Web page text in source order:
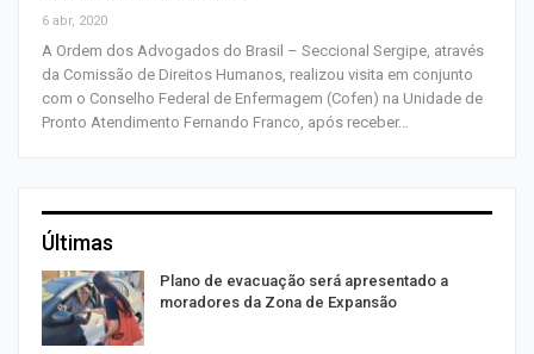
6 abr, 2020
A Ordem dos Advogados do Brasil – Seccional Sergipe, através
da Comissão de Direitos Humanos, realizou visita em conjunto
com o Conselho Federal de Enfermagem (Cofen) na Unidade de
Pronto Atendimento Fernando Franco, após receber…
Últimas
Plano de evacuação será apresentado a
moradores da Zona de Expansão